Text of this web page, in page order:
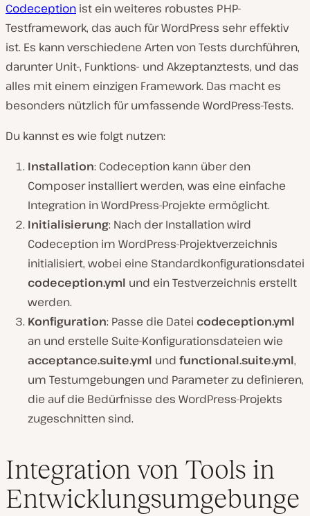
Codeception ist ein weiteres robustes PHP-
Testframework, das auch für WordPress sehr effektiv
ist. Es kann verschiedene Arten von Tests durchführen,
darunter Unit-, Funktions- und Akzeptanztests, und das
alles mit einem einzigen Framework. Das macht es
besonders nützlich für umfassende WordPress-Tests.
Du kannst es wie folgt nutzen:
Installation: Codeception kann über den
Composer installiert werden, was eine einfache
Integration in WordPress-Projekte ermöglicht.
Initialisierung: Nach der Installation wird
Codeception im WordPress-Projektverzeichnis
initialisiert, wobei eine Standardkonfigurationsdatei
codeception.yml und ein Testverzeichnis erstellt
werden.
Konfiguration: Passe die Datei codeception.yml
an und erstelle Suite-Konfigurationsdateien wie
acceptance.suite.yml und functional.suite.yml,
um Testumgebungen und Parameter zu definieren,
die auf die Bedürfnisse des WordPress-Projekts
zugeschnitten sind.
Integration von Tools in
Entwicklungsumgebunge